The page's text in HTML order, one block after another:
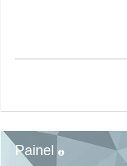
Painel